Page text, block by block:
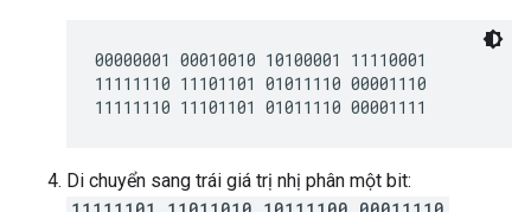
00000001 00010010 10100001 11110001
11111110 11101101 01011110 00001110
Di chuyển sang trái giá trị nhị phân một bit: